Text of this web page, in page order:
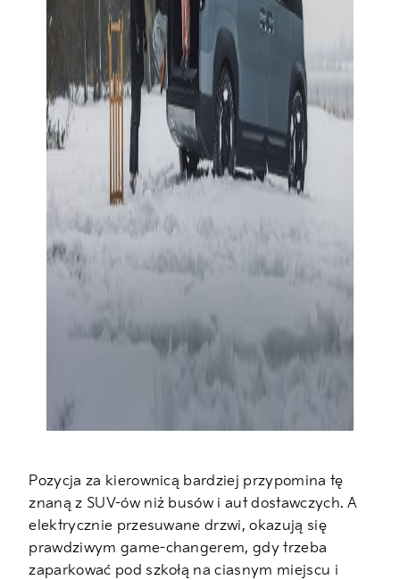
Pozycja za kierownicą bardziej przypomina tę
znaną z SUV-ów niż busów i aut dostawczych. A
elektrycznie przesuwane drzwi, okazują się
prawdziwym game-changerem, gdy trzeba
zaparkować pod szkołą na ciasnym miejscu i